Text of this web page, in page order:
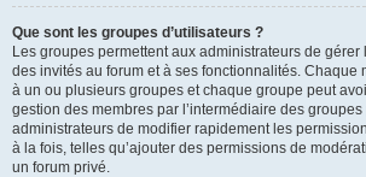
Que sont les groupes d’utilisateurs ?
Les groupes permettent aux administrateurs de gérer
des invités au forum et à ses fonctionnalités. Chaque
à un ou plusieurs groupes et chaque groupe peut
gestion des membres par l’intermédiaire des
administrateurs de modifier rapidement les
à la fois, telles qu’ajouter des permissions de
un forum privé.